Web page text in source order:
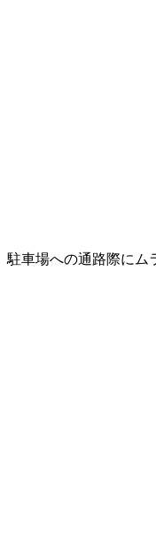
駐車場への通路際にム